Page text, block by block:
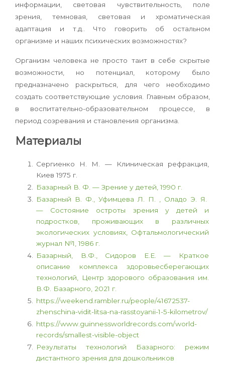
информации,
световая чувствительность, поле
зрения, темновая, световая и хроматическая
адаптация и т.д.. Что говорить об остальном
организме и наших психических возможностях?
Организм человека не просто таит в себе скрытые
возможности, но потенциал, которому было
предназначено раскрыться, для чего необходимо
создать соответствующие условия. Главным образом,
в воспитательно-образовательном процессе, в
период созревания и становления организма.
Материалы
Сергиенко Н. М. — Клиническая рефракция,
Киев 1975 г.
Базарный В. Ф. — Зрение у детей, 1990 г.
Базарный В. Ф., Уфимцева Л. П. , Оладо Э. Я.
— Состояние остроты зрения у детей и
подростков, проживающих в различных
экологических условиях, Офтальмологический
журнал №1, 1986 г.
Базарный, В.Ф., Сидоров Е.Е. — Краткое
описание комплекса здоровьесберегающих
технологий, Центр здорового образования им.
В.Ф. Базарного, 2021 г.
https://weekend.rambler.ru/people/41672537-
zhenschina-vidit-litsa-na-rasstoyanii-1-5-kilometrov/
https://www.guinnessworldrecords.com/world-
records/smallest-visible-object
Результаты технологий Базарного: режим
дистантного зрения для дошкольников